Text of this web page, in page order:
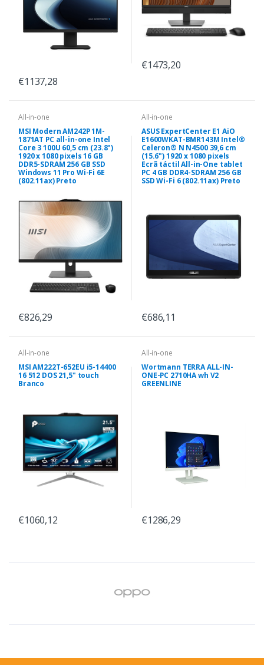
€1137,28
€1473,20
All-in-one
MSI Modern AM242P 1M-
1871AT PC all-in-one Intel
Core 3 100U 60,5 cm (23.8")
1920 x 1080 pixels 16 GB
DDR5-SDRAM 256 GB SSD
Windows 11 Pro Wi-Fi 6E
(802.11ax) Preto
€826,29
All-in-one
ASUS ExpertCenter E1 AiO
E1600WKAT-BMR143M Intel®
Celeron® N N4500 39,6 cm
(15.6") 1920 x 1080 pixels
Ecrã táctil All-in-One tablet
PC 4 GB DDR4-SDRAM 256 GB
SSD Wi-Fi 6 (802.11ax) Preto
€686,11
All-in-one
MSI AM222T-652EU i5-14400
16 512 DOS 21,5" touch
Branco
€1060,12
All-in-one
Wortmann TERRA ALL-IN-
ONE-PC 2710HA wh V2
GREENLINE
€1286,29